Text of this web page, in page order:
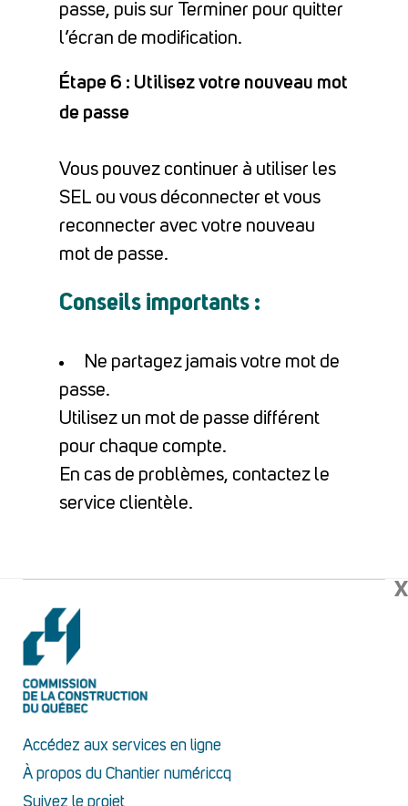
passe, puis sur Terminer pour quitter
l’écran de modification.
Étape 6 : Utilisez votre nouveau mot
de passe
Vous pouvez continuer à utiliser les
SEL ou vous déconnecter et vous
reconnecter avec votre nouveau
mot de passe.
Conseils importants :
Ne partagez jamais votre mot de
passe.
Utilisez un mot de passe différent
pour chaque compte.
En cas de problèmes, contactez le
service clientèle.
X
Accédez aux services en ligne
À propos du Chantier numériccq
Suivez le projet